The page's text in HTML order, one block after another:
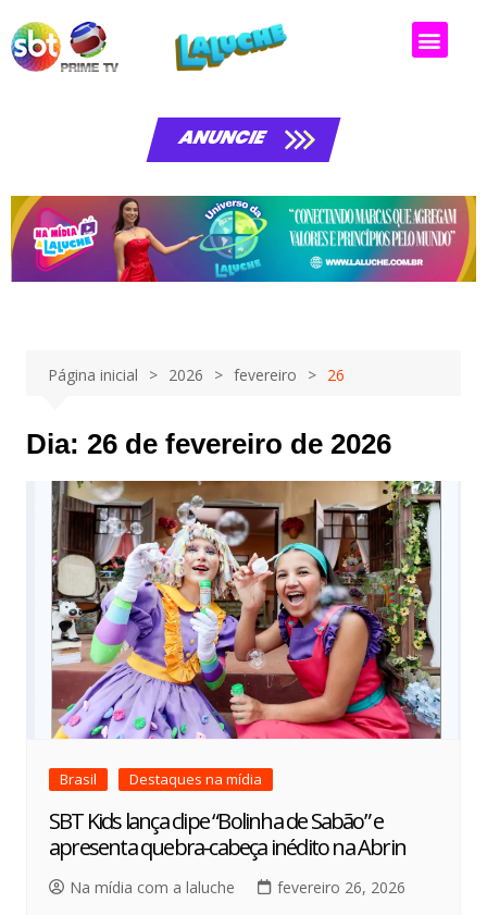
ANUNCIE
Página inicial 2026 fevereiro 26
Dia: 26 de fevereiro de 2026
Brasil Destaques na mídia
SBT Kids lança clipe “Bolinha de Sabão” e
apresenta quebra-cabeça inédito na Abrin
Na mídia com a laluche fevereiro 26, 2026